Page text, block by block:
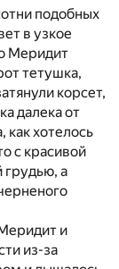
подобных
в узкое
Меридит
тетушка,
корсет,
далека от
как хотелось
с красивой
грудью, а
и
из-за